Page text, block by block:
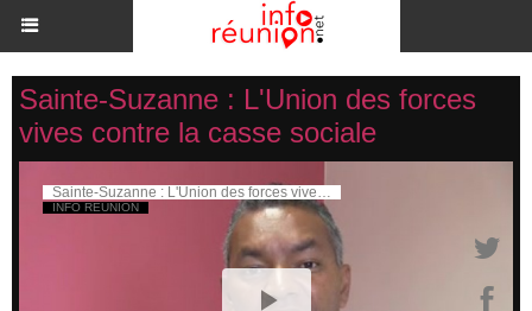
Sainte-Suzanne : L'Union des forces
vives contre la casse sociale